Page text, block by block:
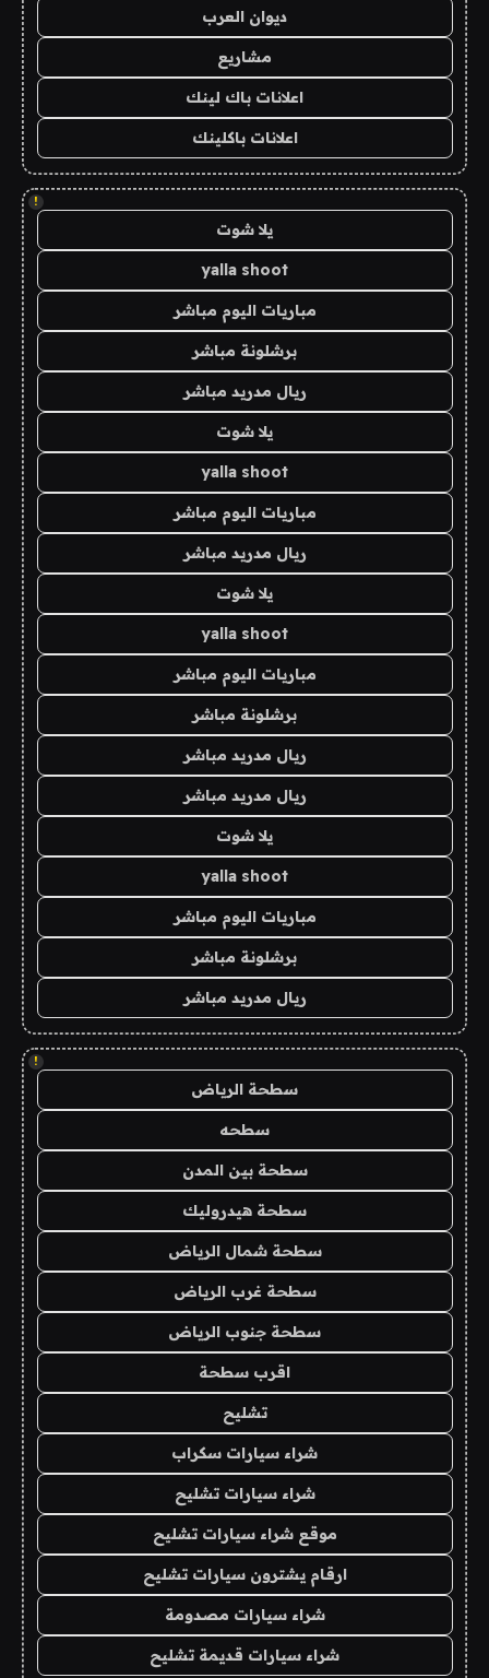
ديوان العرب
مشاريع
اعلانات باك لينك
اعلانات باكلينك
!
يلا شوت
yalla shoot
مباريات اليوم مباشر
برشلونة مباشر
ريال مدريد مباشر
يلا شوت
yalla shoot
مباريات اليوم مباشر
ريال مدريد مباشر
يلا شوت
yalla shoot
مباريات اليوم مباشر
برشلونة مباشر
ريال مدريد مباشر
ريال مدريد مباشر
يلا شوت
yalla shoot
مباريات اليوم مباشر
برشلونة مباشر
ريال مدريد مباشر
!
سطحة الرياض
سطحه
سطحة بين المدن
سطحة هيدروليك
سطحة شمال الرياض
سطحة غرب الرياض
سطحة جنوب الرياض
اقرب سطحة
تشليح
شراء سيارات سكراب
شراء سيارات تشليح
موقع شراء سيارات تشليح
ارقام يشترون سيارات تشليح
شراء سيارات مصدومة
شراء سيارات قديمة تشليح